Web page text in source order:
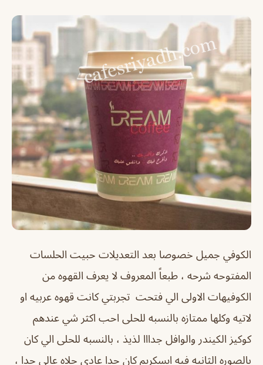
الكوفي جميل خصوصا بعد التعديلات حبيت الحلسات
المفتوحه شرحه ، طبعاً المعروف لا يعرف القهوه من
الكوفيهات الاولى الي فتحت تجربتي كانت قهوه عربيه او
لاتيه وكلها ممتازه بالنسبه للحلى احب اكثر شي عندهم
كوكيز الكيندر والوافل جدااا لذيذ ، بالنسبه للحلى الي كان
بالصوره الثانيه فيه ايسكريم كان جدا عادي حلاه عالي جدا ،